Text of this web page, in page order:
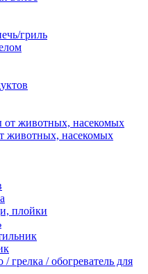
гриль
животных, насекомых
плойки
/ грелка / обогреватель для